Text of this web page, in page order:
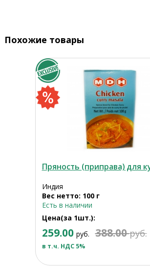
Похожие товары
Пряность (приправа) для
Индия
Вес нетто: 100 г
Есть в наличии
Цена(за 1шт.):
259.00 руб. 388.00руб.
в т.ч. НДС 5%